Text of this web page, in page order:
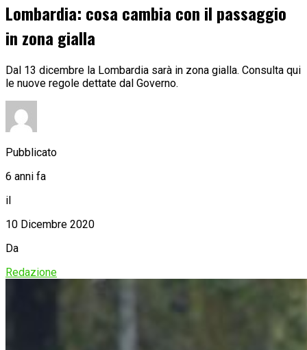
Lombardia: cosa cambia con il passaggio
in zona gialla
Dal 13 dicembre la Lombardia sarà in zona gialla. Consulta qui
le nuove regole dettate dal Governo.
Pubblicato
6 anni fa
il
10 Dicembre 2020
Da
Redazione